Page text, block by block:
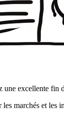
une excellente
marchés et